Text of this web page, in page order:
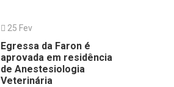
25 Fev
Egressa da Faron é
aprovada em residência
de Anestesiologia
Veterinária